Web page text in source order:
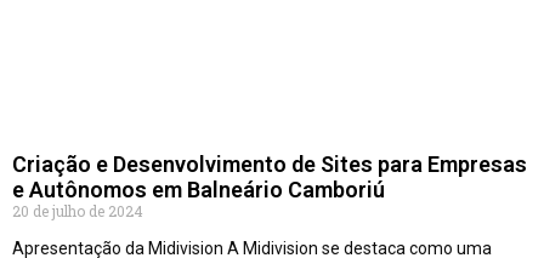
Criação e Desenvolvimento de Sites para Empresas
e Autônomos em Balneário Camboriú
20 de julho de 2024
Apresentação da Midivision A Midivision se destaca como uma